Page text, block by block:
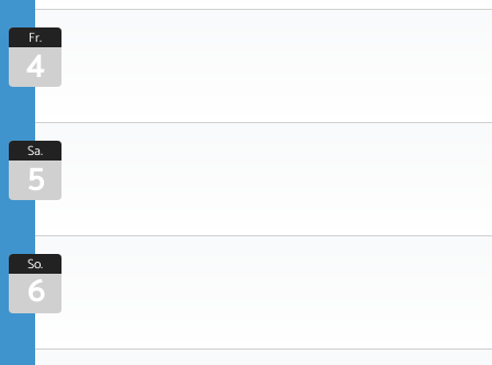
Fr.
4
Sa.
5
So.
6